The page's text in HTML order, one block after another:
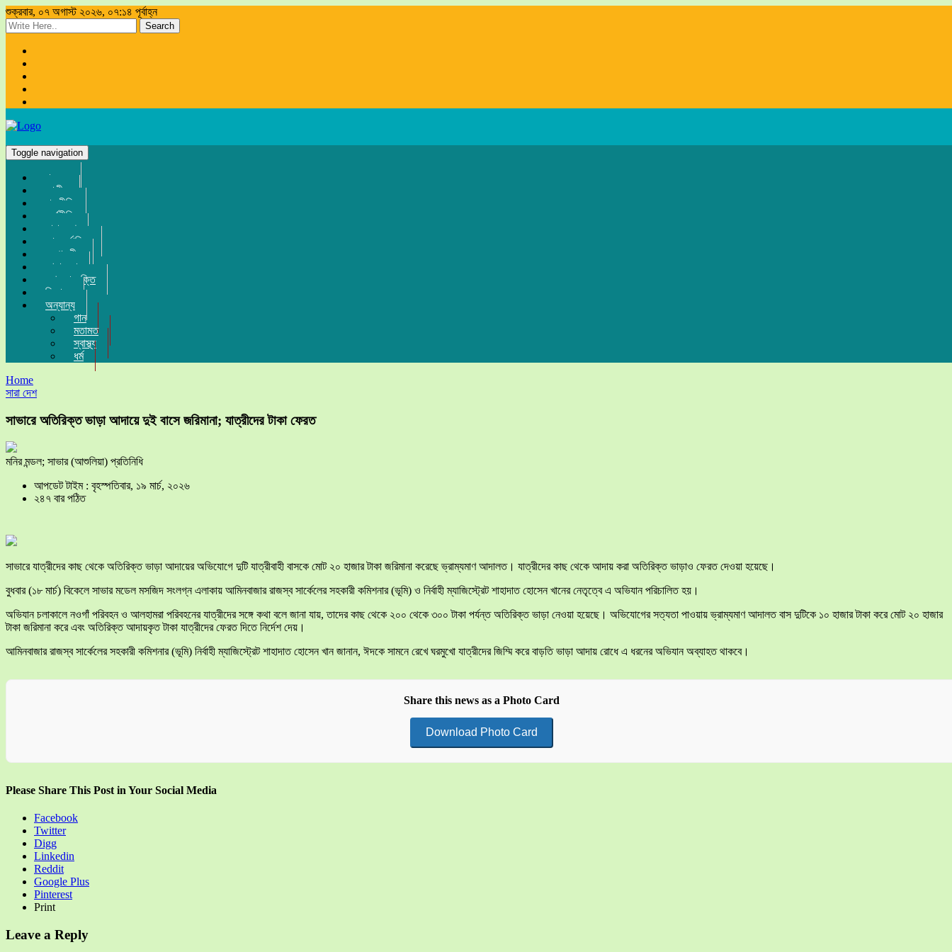
শুক্রবার, ০৭ অগাস্ট ২০২৬, ০৭:১৪ পূর্বাহ্ন
Search
Toggle navigation
প্রচ্ছদ
জাতীয়
রাজনীতি
অর্থনীতি
সারা দেশ
আন্তর্জাতিক
সম্পাদকীয়
খেলা-ধুলা
তথ্য-প্রযুক্তি
বিনোদন
অন্যান্য
গান
মতামত
স্বাস্থ্য
ধর্ম
Home
সারা দেশ
সাভারে অতিরিক্ত ভাড়া আদায়ে দুই বাসে জরিমানা; যাত্রীদের টাকা ফেরত
মনির মন্ডল; সাভার (আশুলিয়া) প্রতিনিধি
আপডেট টাইম : বৃহস্পতিবার, ১৯ মার্চ, ২০২৬
২৪৭ বার পঠিত
সাভারে যাত্রীদের কাছ থেকে অতিরিক্ত ভাড়া আদায়ের অভিযোগে দুটি যাত্রীবাহী বাসকে মোট ২০ হাজার টাকা জরিমানা করেছে ভ্রাম্যমাণ আদালত। যাত্রীদের কাছ থেকে আদায় করা অতিরিক্ত ভাড়াও ফেরত দেওয়া হয়েছে।
বুধবার (১৮ মার্চ) বিকেলে সাভার মডেল মসজিদ সংলগ্ন এলাকায় আমিনবাজার রাজস্ব সার্কেলের সহকারী কমিশনার (ভূমি) ও নির্বাহী ম্যাজিস্ট্রেট শাহাদাত হোসেন খানের নেতৃত্বে এ অভিযান পরিচালিত হয়।
অভিযান চলাকালে নওগাঁ পরিবহন ও আলহামরা পরিবহনের যাত্রীদের সঙ্গে কথা বলে জানা যায়, তাদের কাছ থেকে ২০০ থেকে ৩০০ টাকা পর্যন্ত অতিরিক্ত ভাড়া নেওয়া হয়েছে। অভিযোগের সত্যতা পাওয়ায় ভ্রাম্যমাণ আদালত বাস দুটিকে ১০ হাজার টাকা করে মোট ২০ হাজার
টাকা জরিমানা করে এবং অতিরিক্ত আদায়কৃত টাকা যাত্রীদের ফেরত দিতে নির্দেশ দেয়।
আমিনবাজার রাজস্ব সার্কেলের সহকারী কমিশনার (ভূমি) নির্বাহী ম্যাজিস্ট্রেট শাহাদাত হোসেন খান জানান, ঈদকে সামনে রেখে ঘরমুখো যাত্রীদের জিম্মি করে বাড়তি ভাড়া আদায় রোধে এ ধরনের অভিযান অব্যাহত থাকবে।
Share this news as a Photo Card
Download Photo Card
Please Share This Post in Your Social Media
Facebook
Twitter
Digg
Linkedin
Reddit
Google Plus
Pinterest
Print
Leave a Reply